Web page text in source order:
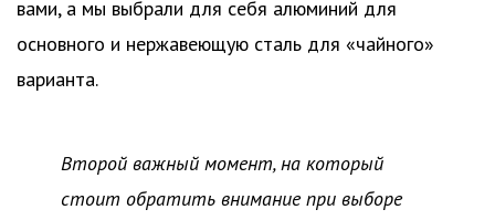
вами, а мы выбрали для себя алюминий для
основного и нержавеющую сталь для «чайного»
варианта.
Второй важный момент, на который
стоит обратить внимание при выборе